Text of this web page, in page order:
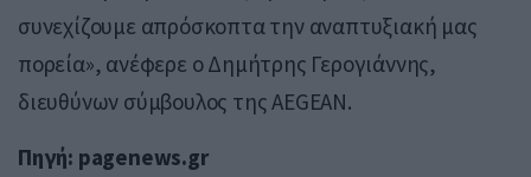
συνεχίζουμε απρόσκοπτα την αναπτυξιακή μας
πορεία», ανέφερε ο Δημήτρης Γερογιάννης,
διευθύνων σύμβουλος της AEGEAN.
Πηγή: pagenews.gr